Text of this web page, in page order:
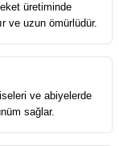
üretiminde
ve uzun ömürlüdür.
ve abiyelerde
sağlar.